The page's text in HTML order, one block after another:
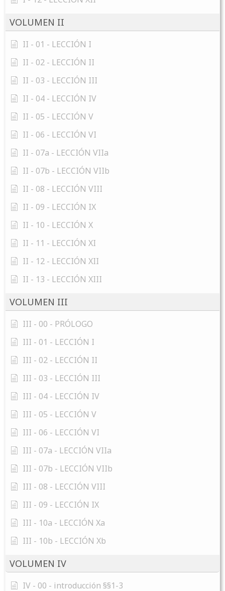
VOLUMEN II
II - 01 - LECCIÓN I
II - 02 - LECCIÓN II
II - 03 - LECCIÓN III
II - 04 - LECCIÓN IV
II - 05 - LECCIÓN V
II - 06 - LECCIÓN VI
II - 07a - LECCIÓN VIIa
II - 07b - LECCIÓN VIIb
II - 08 - LECCIÓN VIII
II - 09 - LECCIÓN IX
II - 10 - LECCIÓN X
II - 11 - LECCIÓN XI
II - 12 - LECCIÓN XII
II - 13 - LECCIÓN XIII
VOLUMEN III
III - 00 - PRÓLOGO
III - 01 - LECCIÓN I
III - 02 - LECCIÓN II
III - 03 - LECCIÓN III
III - 04 - LECCIÓN IV
III - 05 - LECCIÓN V
III - 06 - LECCIÓN VI
III - 07a - LECCIÓN VIIa
III - 07b - LECCIÓN VIIb
III - 08 - LECCIÓN VIII
III - 09 - LECCIÓN IX
III - 10a - LECCIÓN Xa
III - 10b - LECCIÓN Xb
VOLUMEN IV
IV - 00 - introducción §§1-3